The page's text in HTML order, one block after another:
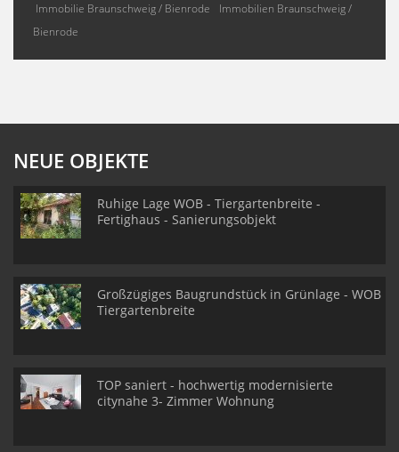
Immobilie Braunschweig / Bienrode
Immobilien Braunschweig /
Bienrode
NEUE OBJEKTE
Ruhige Lage WOB - Tiergartenbreite -
Fertighaus - Sanierungsobjekt
Großzügiges Baugrundstück in Grünlage - WOB
Tiergartenbreite
TOP saniert - hochwertig modernisierte
citynahe 3- Zimmer Wohnung